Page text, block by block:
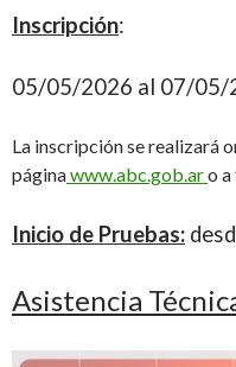
Inscripción:
05/05/2026 al 07/05/
La inscripción se realizará
páginawww.abc.gob.aro
Inicio de Pruebas:
Asistencia